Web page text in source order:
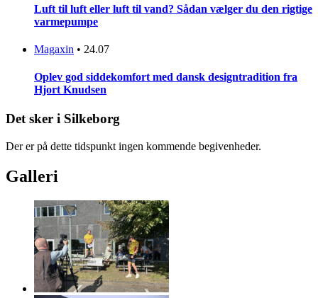
Luft til luft eller luft til vand? Sådan vælger du den rigtige
varmepumpe
Magaxin • 24.07
Oplev god siddekomfort med dansk designtradition fra
Hjort Knudsen
Det sker i Silkeborg
Der er på dette tidspunkt ingen kommende begivenheder.
Galleri